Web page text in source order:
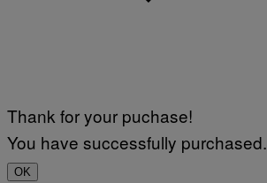
Thank for your puchase!
You have successfully purchased.
OK